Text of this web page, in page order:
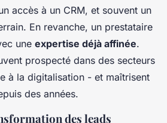
accès à un CRM, et souvent un
En revanche, un prestataire
une expertise déjà affinée.
prospecté dans des secteurs
à la digitalisation - et maîtrisent
des années.
des leads